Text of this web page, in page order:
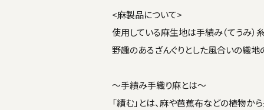
<麻製品について>
使用している麻生地は手績み（てうみ）
野趣のあるざんぐりとした風合いの織地
～手績み手織り麻とは～
「績む」とは、麻や芭蕉布などの植物か